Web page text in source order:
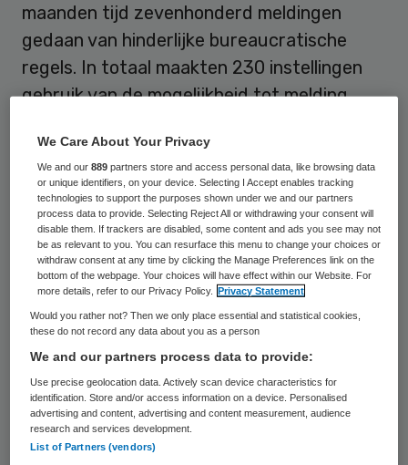
maanden tijd zevenhonderd meldingen
gedaan van hinderlijke bureaucratische
regels. In totaal maakten 230 instellingen
gebruik van de mogelijkheid tot melding.
De meldactie maakt deel uit van
het‘experiment regelarme instellingen’
waarmee staatssecretaris Marlies
Veldhuijzen van Zanten (VWS) overbodige
administratieve lasten wil aanpakken. Als
werknemers minder tijd hoeven te
besteden aan papierwerk, is er meer tijd
voor de cliënt en wordt het werk in de zorg
aantrekkelijker, zo stelt de
staatssecretaris.
Besparing
We Care About Your Privacy
We and our889 partners store and access personal data, like browsing data
or unique identifiers, on your device. Selecting I Accept enables tracking
technologies to support the purposes shown under we and our partners
process data to provide. Selecting Reject All or withdrawing your consent will
disable them. If trackers are disabled, some content and ads you see may not
be as relevant to you. You can resurface this menu to change your choices or
withdraw consent at any time by clicking the Manage Preferences link on the
bottom of the webpage. Your choices will have effect within our Website. For
more details, refer to our Privacy Policy.
Privacy Statement
Would you rather not? Then we only place essential and statistical cookies,
these do not record any data about you as a person
We and our partners process data to provide:
Use precise geolocation data. Actively scan device characteristics for
identification. Store and/or access information on a device. Personalised
advertising and content, advertising and content measurement, audience
research and services development.
List of Partners (vendors)